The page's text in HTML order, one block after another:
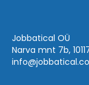
Jobbatical OÜ
Narva mnt 7b,
info